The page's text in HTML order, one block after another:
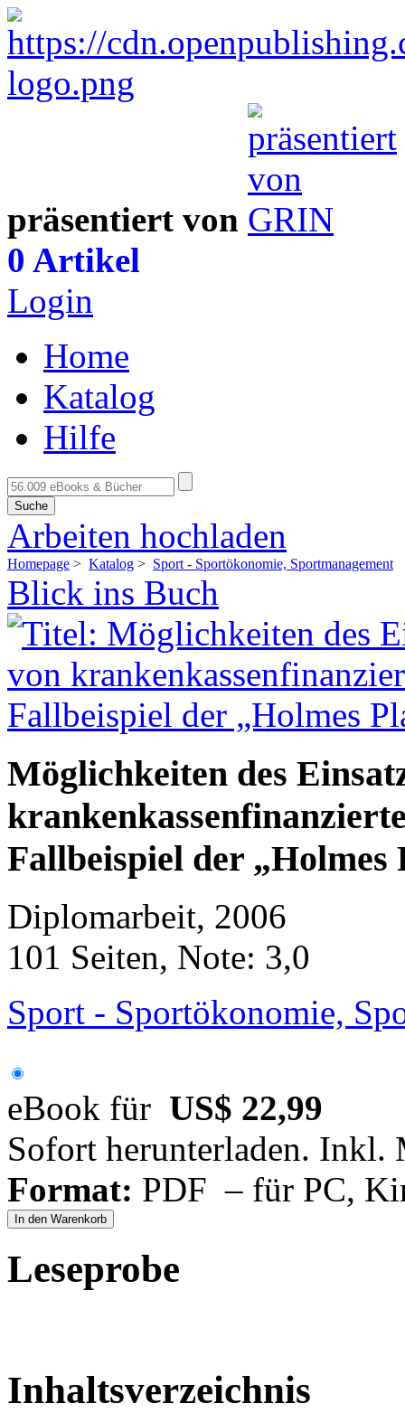
präsentiert von
0 Artikel
Login
Home
Katalog
Hilfe
Suche
Arbeiten hochladen
Homepage > Katalog > Sport - Sportökonomie, Sportmanagement
Blick ins Buch
Möglichkeiten des
Fallbeispiel der „Holmes
Diplomarbeit, 2006
101 Seiten, Note: 3,0
Sport - Sportökonomie,
eBook für US$ 22,99
Sofort herunterladen. Inkl.
Format: PDF – für PC,
In den Warenkorb
Leseprobe
Inhaltsverzeichnis